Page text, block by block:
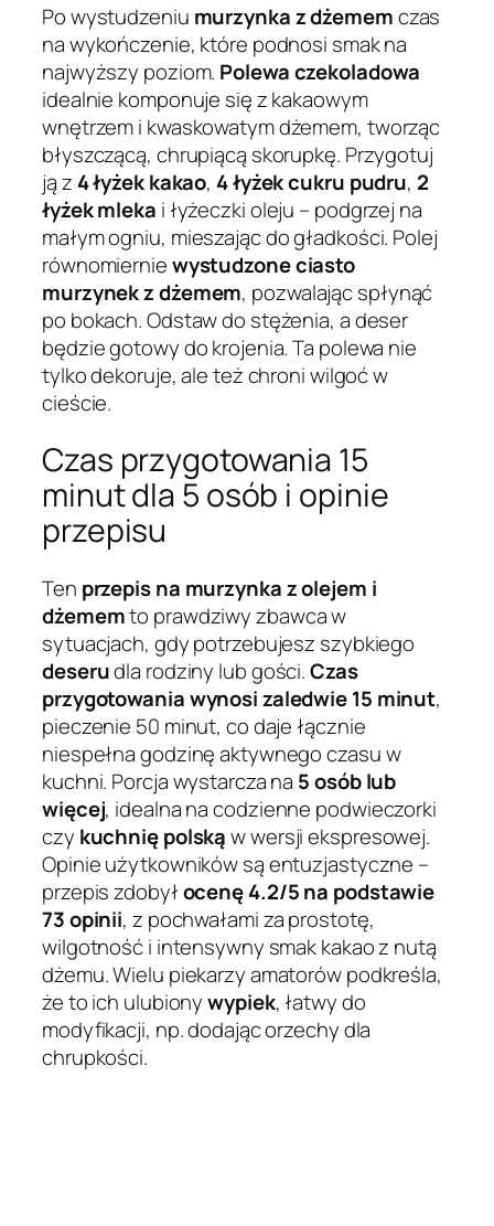
Po wystudzeniu murzynka z dżememczas
na wykończenie, które podnosi smak na
najwyższy poziom. Polewa czekoladowa
idealnie komponuje się z kakaowym
wnętrzem i kwaskowatym dżemem, tworząc
błyszczącą, chrupiącą skorupkę. Przygotuj
ją z 4 łyżek kakao, 4 łyżek cukru pudru, 2
łyżek mleka i łyżeczki oleju – podgrzej na
małym ogniu, mieszając do gładkości. Polej
równomierniewystudzone ciasto
murzynek z dżemem, pozwalając spłynąć
po bokach. Odstaw do stężenia, a deser
będzie gotowy do krojenia. Ta polewa nie
tylko dekoruje, ale też chroni wilgoć w
cieście.
Czas przygotowania 15
minut dla 5 osób i opinie
przepisu
Ten przepis na murzynka z olejem i
dżememto prawdziwy zbawca w
sytuacjach, gdy potrzebujesz szybkiego
deserudla rodziny lub gości.Czas
przygotowania wynosi zaledwie 15 minut,
pieczenie 50 minut, co daje łącznie
niespełna godzinę aktywnego czasu w
kuchni. Porcja wystarcza na 5 osób lub
więcej, idealna na codzienne podwieczorki
czy kuchnię polskąw wersji ekspresowej.
Opinie użytkowników są entuzjastyczne –
przepis zdobyłocenę 4.2/5 na podstawie
73 opinii, z pochwałami za prostotę,
wilgotność i intensywny smak kakao z nutą
dżemu. Wielu piekarzy amatorów podkreśla,
że to ich ulubionywypiek, łatwy do
modyfikacji, np. dodając orzechy dla
chrupkości.